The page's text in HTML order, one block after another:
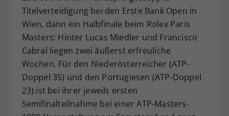
Titelverteidigung bei den Erste Bank Open in
Wien, dann ein Halbfinale beim Rolex Paris
Masters: Hinter Lucas Miedler und Francisco
Cabral liegen zwei äußerst erfreuliche
Wochen. Für den Niederösterreicher (ATP-
Doppel 35) und den Portugiesen (ATP-Doppel
23) ist bei ihrer jeweils ersten
Semifinalteilnahme bei einer ATP-Masters-
Zweck
Dieser Wert speichert Ihre Consent-
Einstellungen. Unter anderem eine
zufällig generierte ID, für die
historische Speicherung Ihrer
Webseiten-Betreiber dies eingestellt
hat.